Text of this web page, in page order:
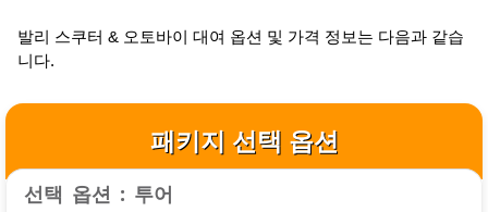
발리 스쿠터 & 오토바이 대여 옵션 및 가격 정보는 다음과 같습
니다.
패키지 선택 옵션
선택 옵션 : 투어